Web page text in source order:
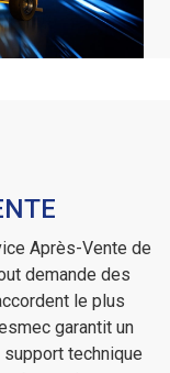
Après-Vente de
demande des
le plus
garantit un
technique